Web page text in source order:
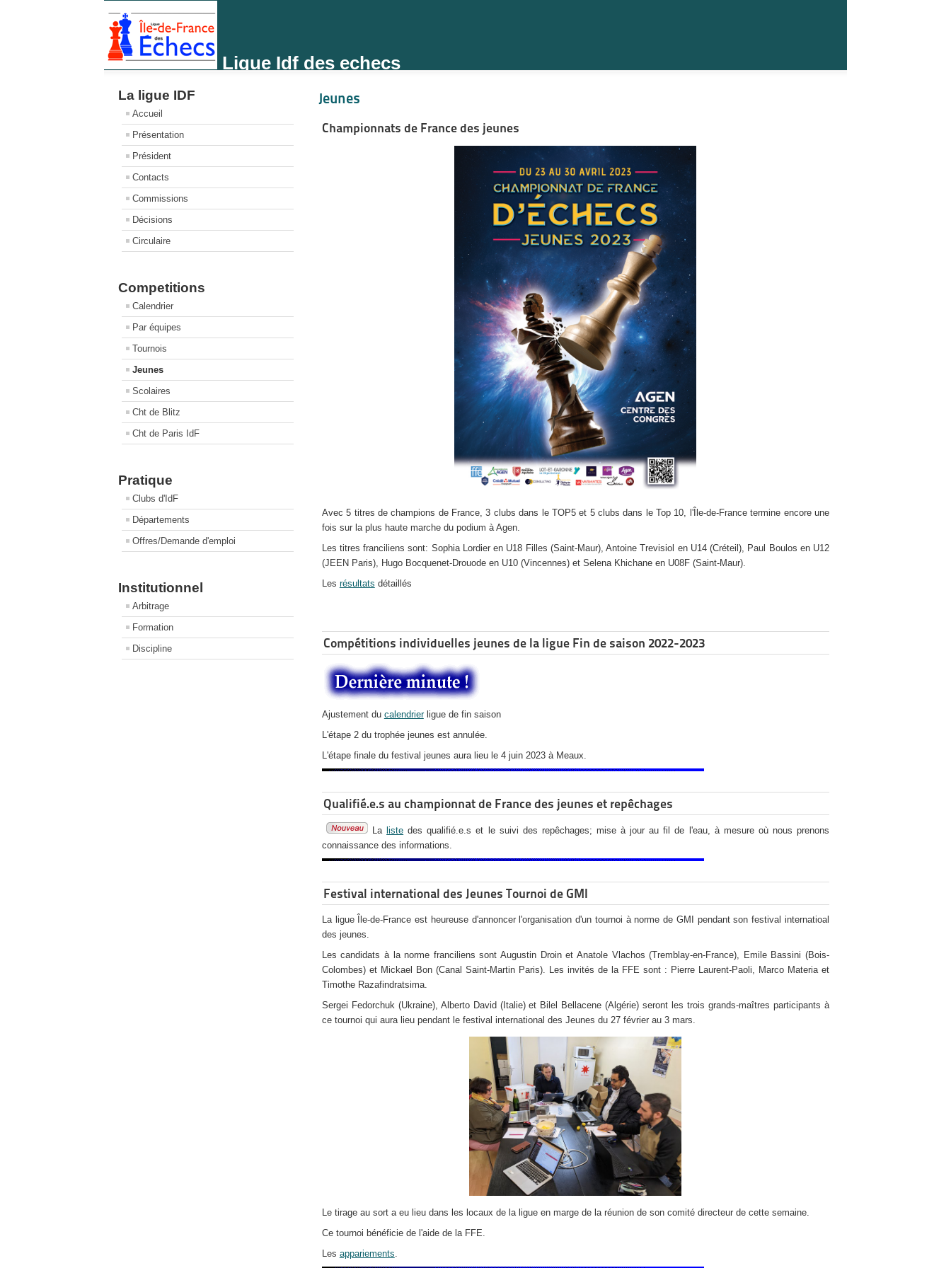
Ligue Idf des echecs
La ligue IDF
Accueil
Présentation
Président
Contacts
Commissions
Décisions
Circulaire
Competitions
Calendrier
Par équipes
Tournois
Jeunes
Scolaires
Cht de Blitz
Cht de Paris IdF
Pratique
Clubs d'IdF
Départements
Offres/Demande d'emploi
Institutionnel
Arbitrage
Formation
Discipline
Jeunes
Championnats de France des jeunes
Avec 5 titres de champions de France, 3 clubs dans le TOP5 et 5 clubs dans le Top 10, l'Île-de-France termine encore une
fois sur la plus haute marche du podium à Agen.
Les titres franciliens sont: Sophia Lordier en U18 Filles (Saint-Maur), Antoine Trevisiol en U14 (Créteil), Paul Boulos en U12
(JEEN Paris), Hugo Bocquenet-Drouode en U10 (Vincennes) et Selena Khichane en U08F (Saint-Maur).
Les résultats détaillés
Compétitions individuelles jeunes de la ligue Fin de saison 2022-2023
Ajustement du calendrierligue de fin saison
L'étape 2 du trophée jeunes est annulée.
L'étape finale du festival jeunes aura lieu le 4 juin 2023 à Meaux.
Qualifié.e.s au championnat de France des jeunes et repêchages
La liste des qualifié.e.s et le suivi des repêchages; mise à jour au fil de l'eau, à mesure où nous prenons
connaissance des informations.
Festival international des Jeunes Tournoi de GMI
La ligue Île-de-France est heureuse d'annoncer l'organisation d'un tournoi à norme de GMI pendant son festival internatioal
des jeunes.
Les candidats à la norme franciliens sont Augustin Droin et Anatole Vlachos (Tremblay-en-France), Emile Bassini (Bois-
Colombes) et Mickael Bon (Canal Saint-Martin Paris). Les invités de la FFE sont : Pierre Laurent-Paoli, Marco Materia et
Timothe Razafindratsima.
Sergei Fedorchuk (Ukraine), Alberto David (Italie) et Bilel Bellacene (Algérie) seront les trois grands-maîtres participants à
ce tournoi qui aura lieu pendant le festival international des Jeunes du 27 février au 3 mars.
Le tirage au sort a eu lieu dans les locaux de la ligue en marge de la réunion de son comité directeur de cette semaine.
Ce tournoi bénéficie de l'aide de la FFE.
Les appariements.